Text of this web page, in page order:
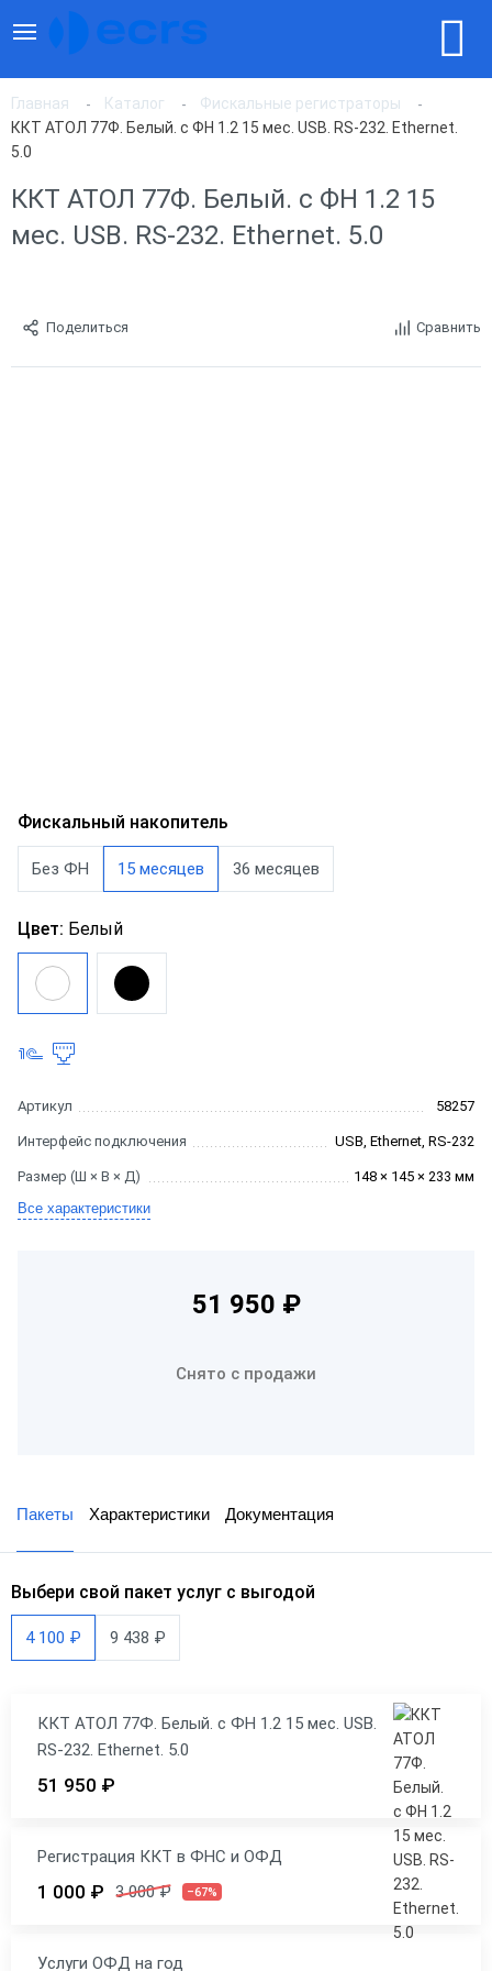
Главная Каталог
Фискальные регистраторы
ККТ АТОЛ 77Ф. Белый. с ФН 1.2 15 мес. USB. RS-232. Ethernet.
5.0
ККТ АТОЛ 77Ф. Белый. с ФН 1.2 15
мес. USB. RS-232. Ethernet. 5.0
Поделиться Сравнить
Фискальный накопитель
Без ФН 15 месяцев 36 месяцев
Цвет: Белый
Артикул 58257
Интерфейс подключения USB, Ethernet, RS-232
Размер (Ш × В × Д)
148 × 145 × 233 мм
Все характеристики
51 950 ₽
Снято с продажи
Пакеты Характеристики Документация
Выбери свой пакет услуг с выгодой
4 100 ₽ 9 438 ₽
ККТ АТОЛ 77Ф. Белый. с ФН 1.2 15 мес. USB.
RS-232. Ethernet. 5.0
51 950 ₽
Регистрация ККТ в ФНС и ОФД
1 000 ₽ 3 000 ₽ –67%
Услуги ОФД на год